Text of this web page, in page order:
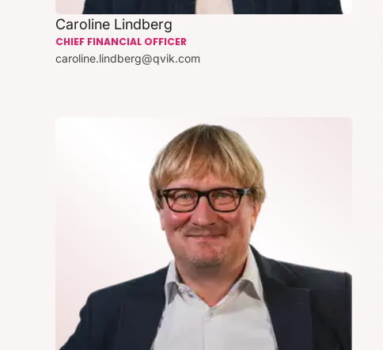
Caroline Lindberg
CHIEF FINANCIAL OFFICER
caroline.lindberg@qvik.com